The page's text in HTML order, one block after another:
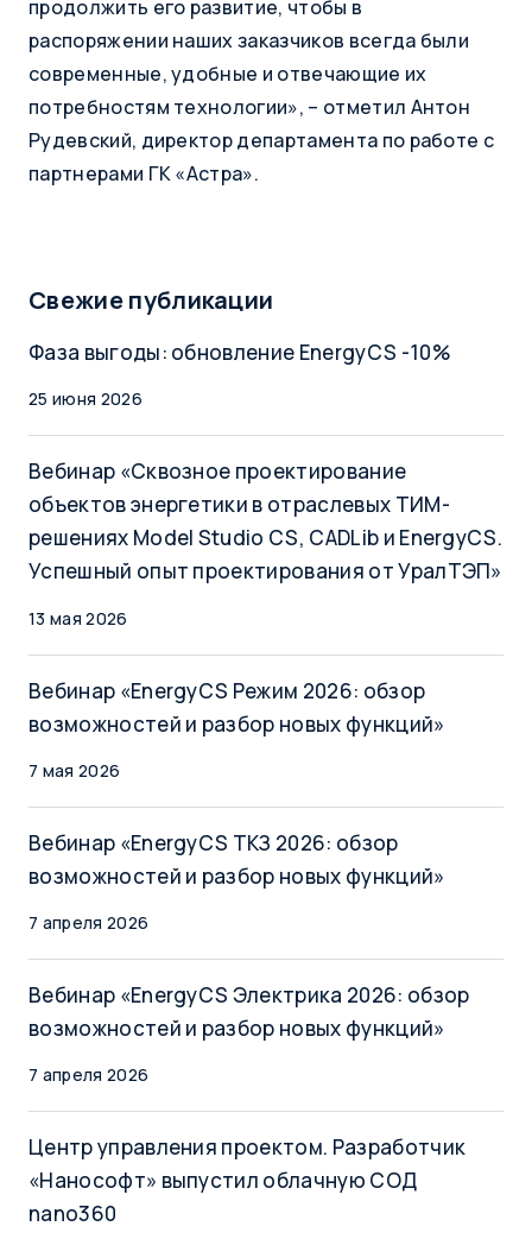
продолжить его развитие, чтобы в
распоряжении наших заказчиков всегда были
современные, удобные и отвечающие их
потребностям технологии», – отметил Антон
Рудевский, директор департамента по работе с
партнерами ГК «Астра».
Свежие публикации
Фаза выгоды: обновление EnergyCS -10%
25 июня 2026
Вебинар «Сквозное проектирование
объектов энергетики в отраслевых ТИМ-
решениях Model Studio CS, CADLib и EnergyCS.
Успешный опыт проектирования от УралТЭП»
13 мая 2026
Вебинар «EnergyCS Режим 2026: обзор
возможностей и разбор новых функций»
7 мая 2026
Вебинар «EnergyCS ТКЗ 2026: обзор
возможностей и разбор новых функций»
7 апреля 2026
Вебинар «EnergyCS Электрика 2026: обзор
возможностей и разбор новых функций»
7 апреля 2026
Центр управления проектом. Разработчик
«Нанософт» выпустил облачную СОД
nano360